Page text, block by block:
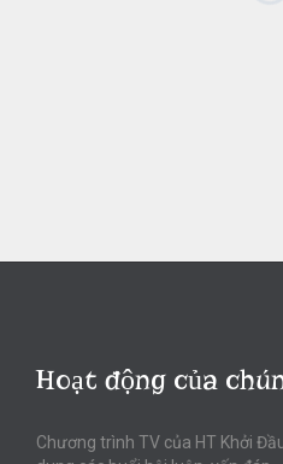
Hoạt động của
Chương trình TV của HT Khởi